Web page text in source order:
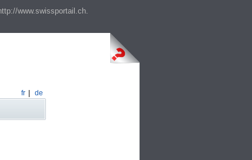
www.swissportail.ch.
fr de